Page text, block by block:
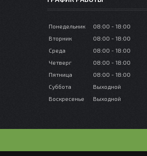
Понедельник 08:00
18:00
Вторник
08:00
18:00
Среда
08:00
18:00
Четверг
08:00
18:00
Пятница
08:00
18:00
Суббота
Выходной
Воскресенье
Выходной